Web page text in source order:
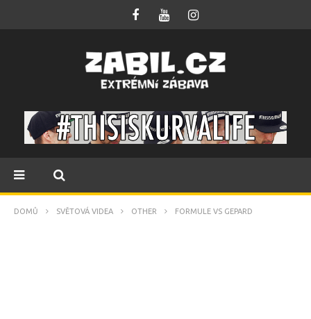
DOMŮ SVĚTOVÁ VIDEA OTHER FORMULE VS GEPARD